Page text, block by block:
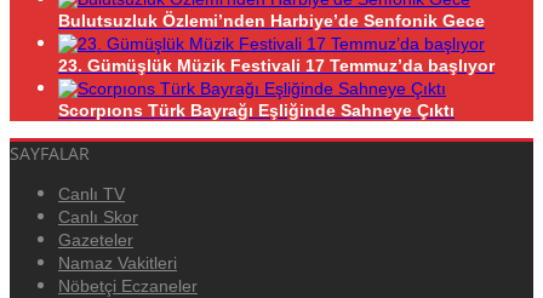
Bulutsuzluk Özlemi’nden Harbiye’de Senfonik Gece
23. Gümüşlük Müzik Festivali 17 Temmuz’da başlıyor
Scorpıons Türk Bayrağı Eşliğinde Sahneye Çıktı
SAYFALAR
Canlı TV
Canlı Skor
Gazeteler
Namaz Vakitleri
Nöbetçi Eczaneler